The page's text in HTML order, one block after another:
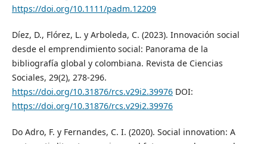
https://doi.org/10.1111/padm.12209
Díez, D., Flórez, L. y Arboleda, C. (2023). Innovación social
desde el emprendimiento social: Panorama de la
bibliografía global y colombiana. Revista de Ciencias
Sociales, 29(2), 278-296.
https://doi.org/10.31876/rcs.v29i2.39976DOI:
https://doi.org/10.31876/rcs.v29i2.39976
Do Adro, F. y Fernandes, C. I. (2020). Social innovation: A